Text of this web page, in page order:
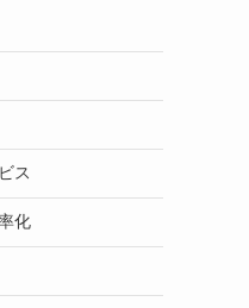
ス
化